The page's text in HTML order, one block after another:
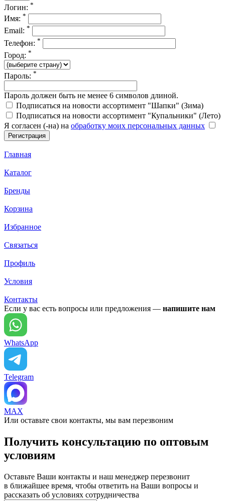
Логин: *
Имя: *
Email: *
Телефон: *
Город: *
Пароль: *
Пароль должен быть не менее 6 символов длиной.
Подписаться на новости ассортимент "Шапки" (Зима)
Подписаться на новости ассортимент "Купальники" (Лето)
Я согласен (-на) на обработку моих персональных данных
Главная
Каталог
Бренды
Корзина
Избранное
Связаться
Профиль
Условия
Контакты
Если у вас есть вопросы или предложения — напишите нам
WhatsApp
Telegram
MAX
Или оставьте свои контакты, мы вам перезвоним
Получить консультацию по оптовым
условиям
Оставьте Ваши контакты и наш менеджер перезвонит
в ближайшее время, чтобы ответить на Ваши вопросы и
рассказать об условиях сотрудничества